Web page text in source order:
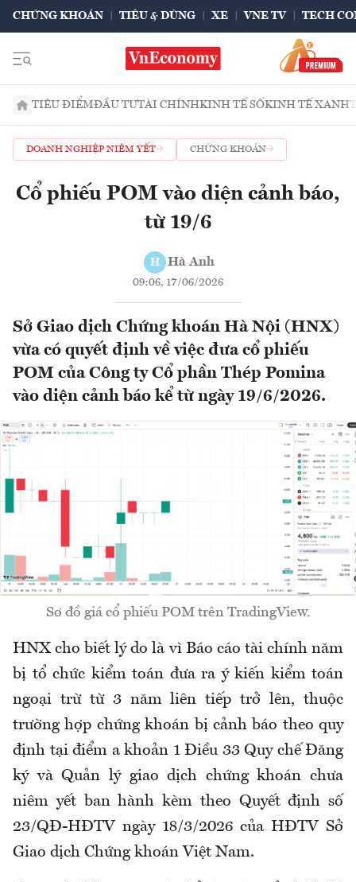
CHỨNG KHOÁN TIÊU & DÙNG XE VNE TV TECH
TIÊU ĐIỂMĐẦU TƯTÀI CHÍNHKINH TẾ SỐKINH TẾ XANH
DOANH NGHIỆP NIÊM YẾT CHỨNG KHOÁN
Cổ phiếu POM vào diện cảnh báo,
từ 19/6
H Hà Anh
09:06, 17/06/2026
Sở Giao dịch Chứng khoán Hà Nội (HNX)
vừa có quyết định về việc đưa cổ phiếu
POM của Công ty Cổ phần Thép Pomina
vào diện cảnh báo kể từ ngày 19/6/2026.
Sơ đồ giá cổ phiếu POM trên TradingView.
HNX cho biết lý do là vì Báo cáo tài chính năm
bị tổ chức kiểm toán đưa ra ý kiến kiểm toán
ngoại trừ từ 3 năm liên tiếp trở lên, thuộc
trường hợp chứng khoán bị cảnh báo theo quy
định tại điểm a khoản 1 Điều 33 Quy chế Đăng
ký và Quản lý giao dịch chứng khoán chưa
niêm yết ban hành kèm theo Quyết định số
23/QĐ-HĐTV ngày 18/3/2026 của HĐTV Sở
Giao dịch Chứng khoán Việt Nam.